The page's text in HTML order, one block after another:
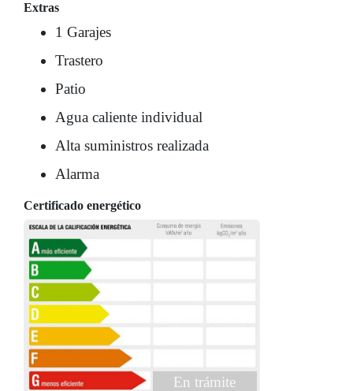
Extras
1 Garajes
Trastero
Patio
Agua caliente individual
Alta suministros realizada
Alarma
Certificado energético
En trámite